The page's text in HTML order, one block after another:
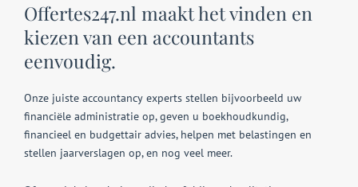
Offertes247.nl maakt het vinden en
kiezen van een accountants
eenvoudig.
Onze juiste accountancy experts stellen bijvoorbeeld uw
financiële administratie op, geven u boekhoudkundig,
financieel en budgettair advies, helpen met belastingen en
stellen jaarverslagen op, en nog veel meer.